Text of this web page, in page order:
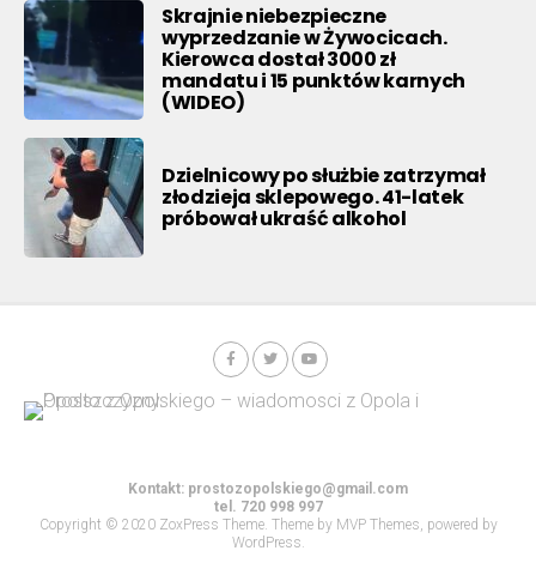
Skrajnie niebezpieczne
wyprzedzanie w Żywocicach.
Kierowca dostał 3000 zł
mandatu i 15 punktów karnych
(WIDEO)
Dzielnicowy po służbie zatrzymał
złodzieja sklepowego. 41-latek
próbował ukraść alkohol
Kontakt: prostozopolskiego@gmail.com
tel. 720 998 997
Copyright © 2020 ZoxPress Theme. Theme by MVP Themes, powered by
WordPress.